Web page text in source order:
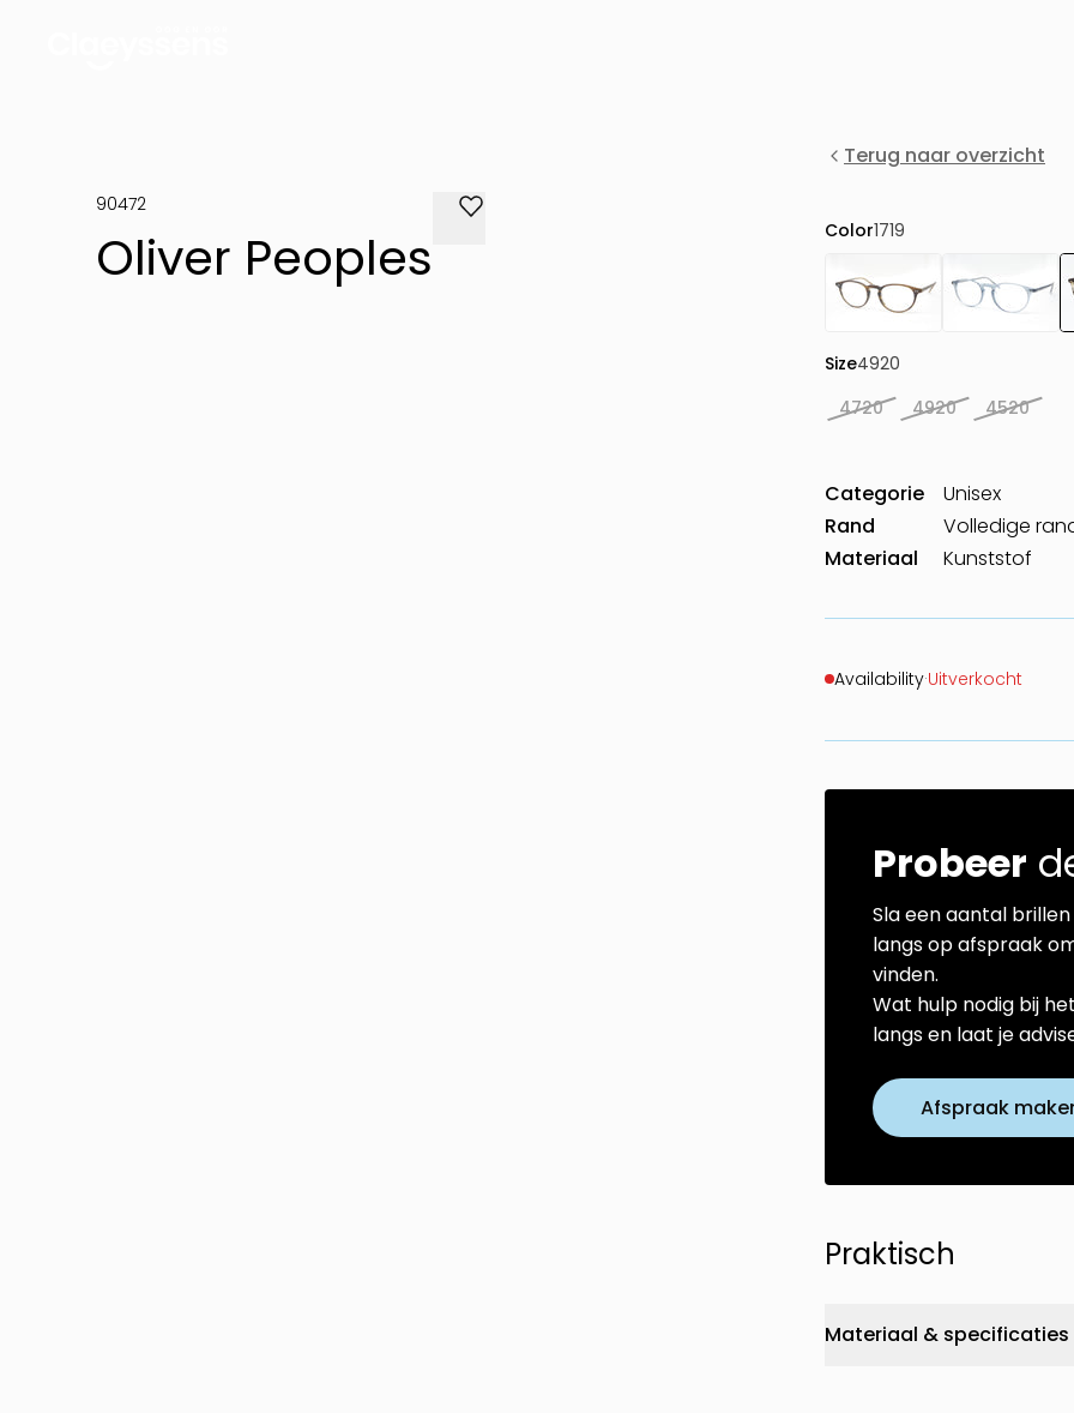
90472
Oliver Peoples
Terug naar overzicht
Color1719
Size4920
4720
4920 4520
Categorie
Unisex
Rand
Volledige
Materiaal
Kunststof
Availability·Uitverkocht
Probeer
Sla een aantal
langs op afspraak
vinden.
Wat hulp nodig bij
langs en laat je
Afspraak
Praktisch
Materiaal & specificaties